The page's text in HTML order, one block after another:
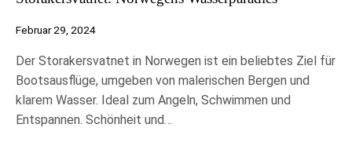
Februar 29, 2024
Der Storakersvatnet in Norwegen ist ein beliebtes Ziel für
Bootsausflüge, umgeben von malerischen Bergen und
klarem Wasser. Ideal zum Angeln, Schwimmen und
Entspannen. Schönheit und…